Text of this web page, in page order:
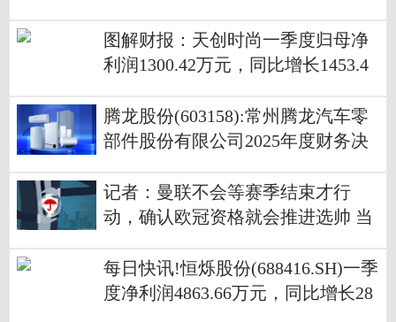
图解财报：天创时尚一季度归母净
利润1300.42万元，同比增长1453.4
腾龙股份(603158):常州腾龙汽车零
部件股份有限公司2025年度财务决
记者：曼联不会等赛季结束才行
动，确认欧冠资格就会推进选帅 当
每日快讯!恒烁股份(688416.SH)一季
度净利润4863.66万元，同比增长28